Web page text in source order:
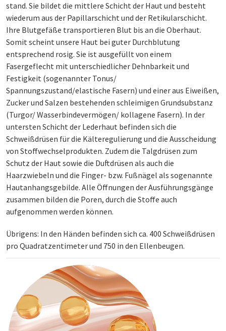
stand. Sie bildet die mittlere Schicht der Haut und besteht
wiederum aus der Papillarschicht und der Retikularschicht.
Ihre Blutgefäße transportieren Blut bis an die Oberhaut.
Somit scheint unsere Haut bei guter Durchblutung
entsprechend rosig. Sie ist ausgefüllt von einem
Fasergeflecht mit unterschiedlicher Dehnbarkeit und
Festigkeit (sogenannter Tonus/
Spannungszustand/elastische Fasern) und einer aus Eiweißen,
Zucker und Salzen bestehenden schleimigen Grundsubstanz
(Turgor/ Wasserbindevermögen/ kollagene Fasern). In der
untersten Schicht der Lederhaut befinden sich die
Schweißdrüsen für die Kälteregulierung und die Ausscheidung
von Stoffwechselprodukten. Zudem die Talgdrüsen zum
Schutz der Haut sowie die Duftdrüsen als auch die
Haarzwiebeln und die Finger- bzw. Fußnägel als sogenannte
Hautanhangsgebilde. Alle Öffnungen der Ausführungsgänge
zusammen bilden die Poren, durch die Stoffe auch
aufgenommen werden können.
Übrigens: In den Händen befinden sich ca. 400 Schweißdrüsen
pro Quadratzentimeter und 750 in den Ellenbeugen.